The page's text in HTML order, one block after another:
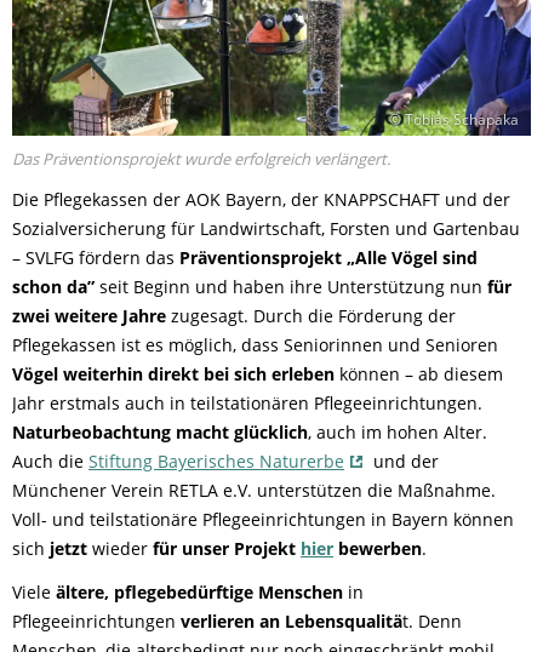
© Tobias Schapaka
Das Präventionsprojekt wurde erfolgreich verlängert.
Die Pflegekassen der AOK Bayern, der KNAPPSCHAFT und der
Sozialversicherung für Landwirtschaft, Forsten und Gartenbau
– SVLFG fördern das Präventionsprojekt „Alle Vögel sind
schon da” seit Beginn und haben ihre Unterstützung nun für
zwei weitere Jahre zugesagt. Durch die Förderung der
Pflegekassen ist es möglich, dass Seniorinnen und Senioren
Vögel weiterhin direkt bei sich erleben können – ab diesem
Jahr erstmals auch in teilstationären Pflegeeinrichtungen.
Naturbeobachtung macht glücklich, auch im hohen Alter.
Auch die Stiftung Bayerisches Naturerbe
und der
Münchener Verein RETLA e.V. unterstützen die Maßnahme.
Voll- und teilstationäre Pflegeeinrichtungen in Bayern können
sich jetzt wieder für unser Projekt hier bewerben.
Viele ältere, pflegebedürftige Menschen in
Pflegeeinrichtungen verlieren an Lebensqualität. Denn